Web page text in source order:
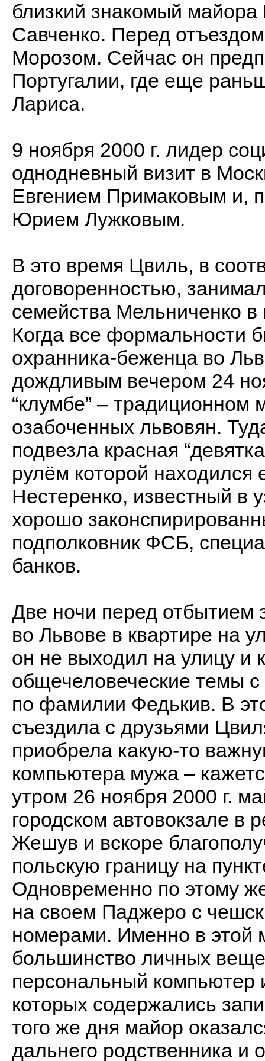
близкий знакомый
Савченко. Перед
Морозом. Сейчас он
Португалии, где еще
Лариса.
9 ноября 2000 г. лидер
однодневный визит в
Евгением Примаковым и,
Юрием Лужковым.
В это время Цвиль, в
договоренностью,
семейства Мельниченко в
Когда все формальности
охранника-беженца во
дождливым вечером 24
“клумбе” – традиционном
озабоченных львовян.
подвезла красная
рулём которой находился
Нестеренко, известный в
хорошо
подполковник ФСБ,
банков.
Две ночи перед отбытием
во Львове в квартире на
он не выходил на улицу и
общечеловеческие темы
по фамилии Федькив. В
съездила с друзьями
приобрела какую-то
компьютера мужа –
утром 26 ноября 2000 г.
городском автовокзале в
Жешув и вскоре
польскую границу на
Одновременно по этому
на своем Паджеро с
номерами. Именно в этой
большинство личных
персональный компьютер
которых содержались
того же дня майор
дальнего родственника и